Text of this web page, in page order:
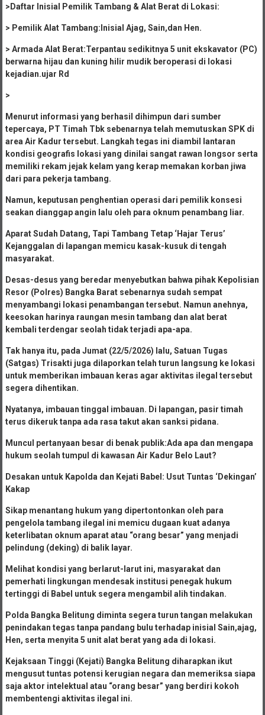
>Daftar Inisial Pemilik Tambang & Alat Berat di Lokasi:
> Pemilik Alat Tambang:Inisial Ajag, Sain,dan Hen.
> Armada Alat Berat:Terpantau sedikitnya 5 unit ekskavator (PC)
berwarna hijau dan kuning hilir mudik beroperasi di lokasi
kejadian.ujar Rd
>
Menurut informasi yang berhasil dihimpun dari sumber
tepercaya, PT Timah Tbk sebenarnya telah memutuskan SPK di
area Air Kadur tersebut. Langkah tegas ini diambil lantaran
kondisi geografis lokasi yang dinilai sangat rawan longsor serta
memiliki rekam jejak kelam yang kerap memakan korban jiwa
dari para pekerja tambang.
Namun, keputusan penghentian operasi dari pemilik konsesi
seakan dianggap angin lalu oleh para oknum penambang liar.
Aparat Sudah Datang, Tapi Tambang Tetap ‘Hajar Terus’
Kejanggalan di lapangan memicu kasak-kusuk di tengah
masyarakat.
Desas-desus yang beredar menyebutkan bahwa pihak Kepolisian
Resor (Polres) Bangka Barat sebenarnya sudah sempat
menyambangi lokasi penambangan tersebut. Namun anehnya,
keesokan harinya raungan mesin tambang dan alat berat
kembali terdengar seolah tidak terjadi apa-apa.
Tak hanya itu, pada Jumat (22/5/2026) lalu, Satuan Tugas
(Satgas) Trisakti juga dilaporkan telah turun langsung ke lokasi
untuk memberikan imbauan keras agar aktivitas ilegal tersebut
segera dihentikan.
Nyatanya, imbauan tinggal imbauan. Di lapangan, pasir timah
terus dikeruk tanpa ada rasa takut akan sanksi pidana.
Muncul pertanyaan besar di benak publik:Ada apa dan mengapa
hukum seolah tumpul di kawasan Air Kadur Belo Laut?
Desakan untuk Kapolda dan Kejati Babel: Usut Tuntas ‘Dekingan’
Kakap
Sikap menantang hukum yang dipertontonkan oleh para
pengelola tambang ilegal ini memicu dugaan kuat adanya
keterlibatan oknum aparat atau “orang besar” yang menjadi
pelindung (deking) di balik layar.
Melihat kondisi yang berlarut-larut ini, masyarakat dan
pemerhati lingkungan mendesak institusi penegak hukum
tertinggi di Babel untuk segera mengambil alih tindakan.
Polda Bangka Belitung diminta segera turun tangan melakukan
penindakan tegas tanpa pandang bulu terhadap inisial Sain,ajag,
Hen, serta menyita 5 unit alat berat yang ada di lokasi.
Kejaksaan Tinggi (Kejati) Bangka Belitung diharapkan ikut
mengusut tuntas potensi kerugian negara dan memeriksa siapa
saja aktor intelektual atau “orang besar” yang berdiri kokoh
membentengi aktivitas ilegal ini.